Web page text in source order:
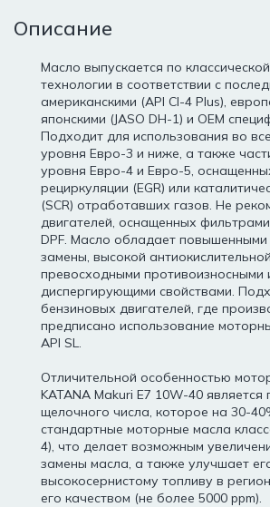
Описание
Масло выпускается по
технологии в соответствии с
американскими (API CI-4 Plus),
японскими (JASO DH-1) и ОЕМ
Подходит для использования во
уровня Евро-3 и ниже, а также
уровня Евро-4 и Евро-5,
рециркуляции (EGR) или
(SCR) отработавших газов. Не
двигателей, оснащенных
DPF. Масло обладает повышенными
замены, высокой
превосходными
диспергирующими свойствами.
бензиновых двигателей, где
предписано использование
API SL.
Отличительной особенностью
KATANA Makuri E7 10W-40
щелочного числа, которое на 30-
стандартные моторные масла
4), что делает возможным
замены масла, а также улучшает
высокосернистому топливу в
его качеством (не более 5000 ppm).